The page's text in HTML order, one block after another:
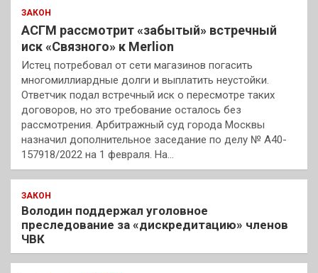
ЗАКОН
АСГМ рассмотрит «забытый» встречный
иск «Связного» к Merlion
Истец потребовал от сети магазинов погасить
многомиллиардные долги и выплатить неустойки.
Ответчик подал встречный иск о пересмотре таких
договоров, но это требование осталось без
рассмотрения. Арбитражный суд города Москвы
назначил дополнительное заседание по делу № А40-
157918/2022 на 1 февраля. На…
ЗАКОН
Володин поддержал уголовное
преследование за «дискредитацию» членов
ЧВК